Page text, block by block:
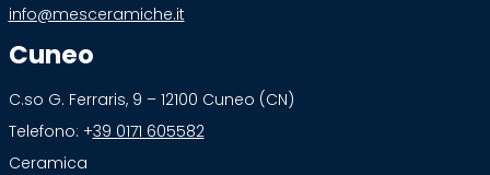
info@mesceramiche.it
Cuneo
C.so G. Ferraris, 9 – 12100 Cuneo (CN)
Telefono: +39 0171 605582
Ceramica